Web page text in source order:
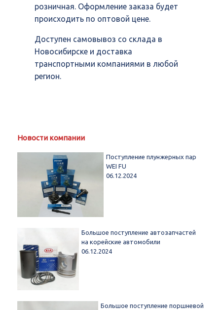
розничная. Оформление заказа будет
происходить по оптовой цене.
Доступен самовывоз со склада в
Новосибирске и доставка
транспортными компаниями в любой
регион.
Новости компании
Поступление плунжерных пар
WEI FU
06.12.2024
Большое поступление автозапчастей
на корейские автомобили
06.12.2024
Большое поступление поршневой